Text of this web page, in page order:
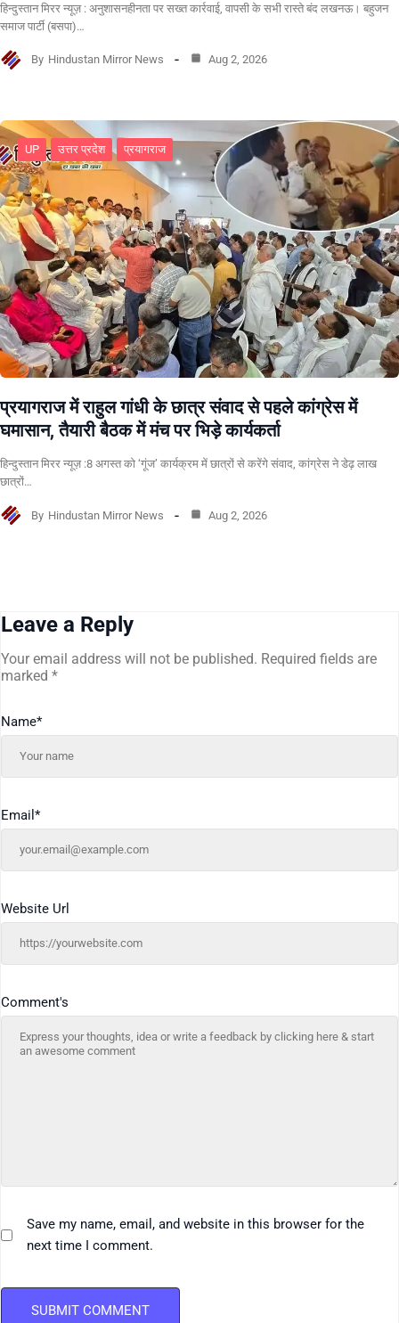
हिन्दुस्तान मिरर न्यूज़ : अनुशासनहीनता पर सख्त कार्रवाई, वापसी के सभी रास्ते बंद लखनऊ। बहुजन
समाज पार्टी (बसपा)…
By Hindustan Mirror News Aug 2, 2026
UP उत्तर प्रदेश प्रयागराज
प्रयागराज में राहुल गांधी के छात्र संवाद से पहले कांग्रेस में
घमासान, तैयारी बैठक में मंच पर भिड़े कार्यकर्ता
हिन्दुस्तान मिरर न्यूज़ :8 अगस्त को ‘गूंज’ कार्यक्रम में छात्रों से करेंगे संवाद, कांग्रेस ने डेढ़ लाख
छात्रों…
By Hindustan Mirror News Aug 2, 2026
Leave a Reply
Your email address will not be published. Required fields are
marked *
Comment's
Name*
Email *
Website Url
Save my name, email, and website in this browser for the
next time I comment.